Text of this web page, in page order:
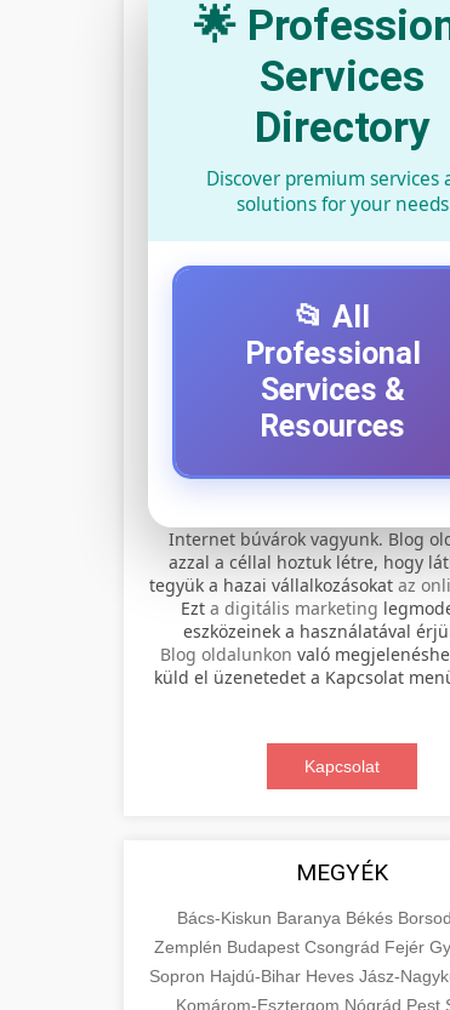
🌟
Services
Directory
Discover premium services
solutions for your needs
📂 All
Professional
Services &
Resources
roller szervíz
Professional electric scooter
maintenance services.
technicians provide quality
all major brands and
scooter repair shop
📊 2. online marketing
ügynökség
services including SEO, social
management, and digital
aimarketingugynokseg.hu
digital agency services
🛴 3. legjobb elektromos
market. Compare top models,
and prices to make an
purchase decision.
High-quality backlink
services to boost your
📦 5. termékek és
Internet búvárok vagyunk. Blog
azzal a céllal hoztuk létre, hogy
tegyük a hazai vállalkozásokat az
Ezt a digitális marketing
eszközeinek a használatával
Blog oldalunkon való
küld el üzenetedet a Kapcsolat
Kapcsolat
MEGYÉK
Bács-Kiskun Baranya Békés
Zemplén Budapest Csongrád Fejér
Sopron Hajdú-Bihar Heves Jász-
Komárom-Esztergom Nógrád Pest